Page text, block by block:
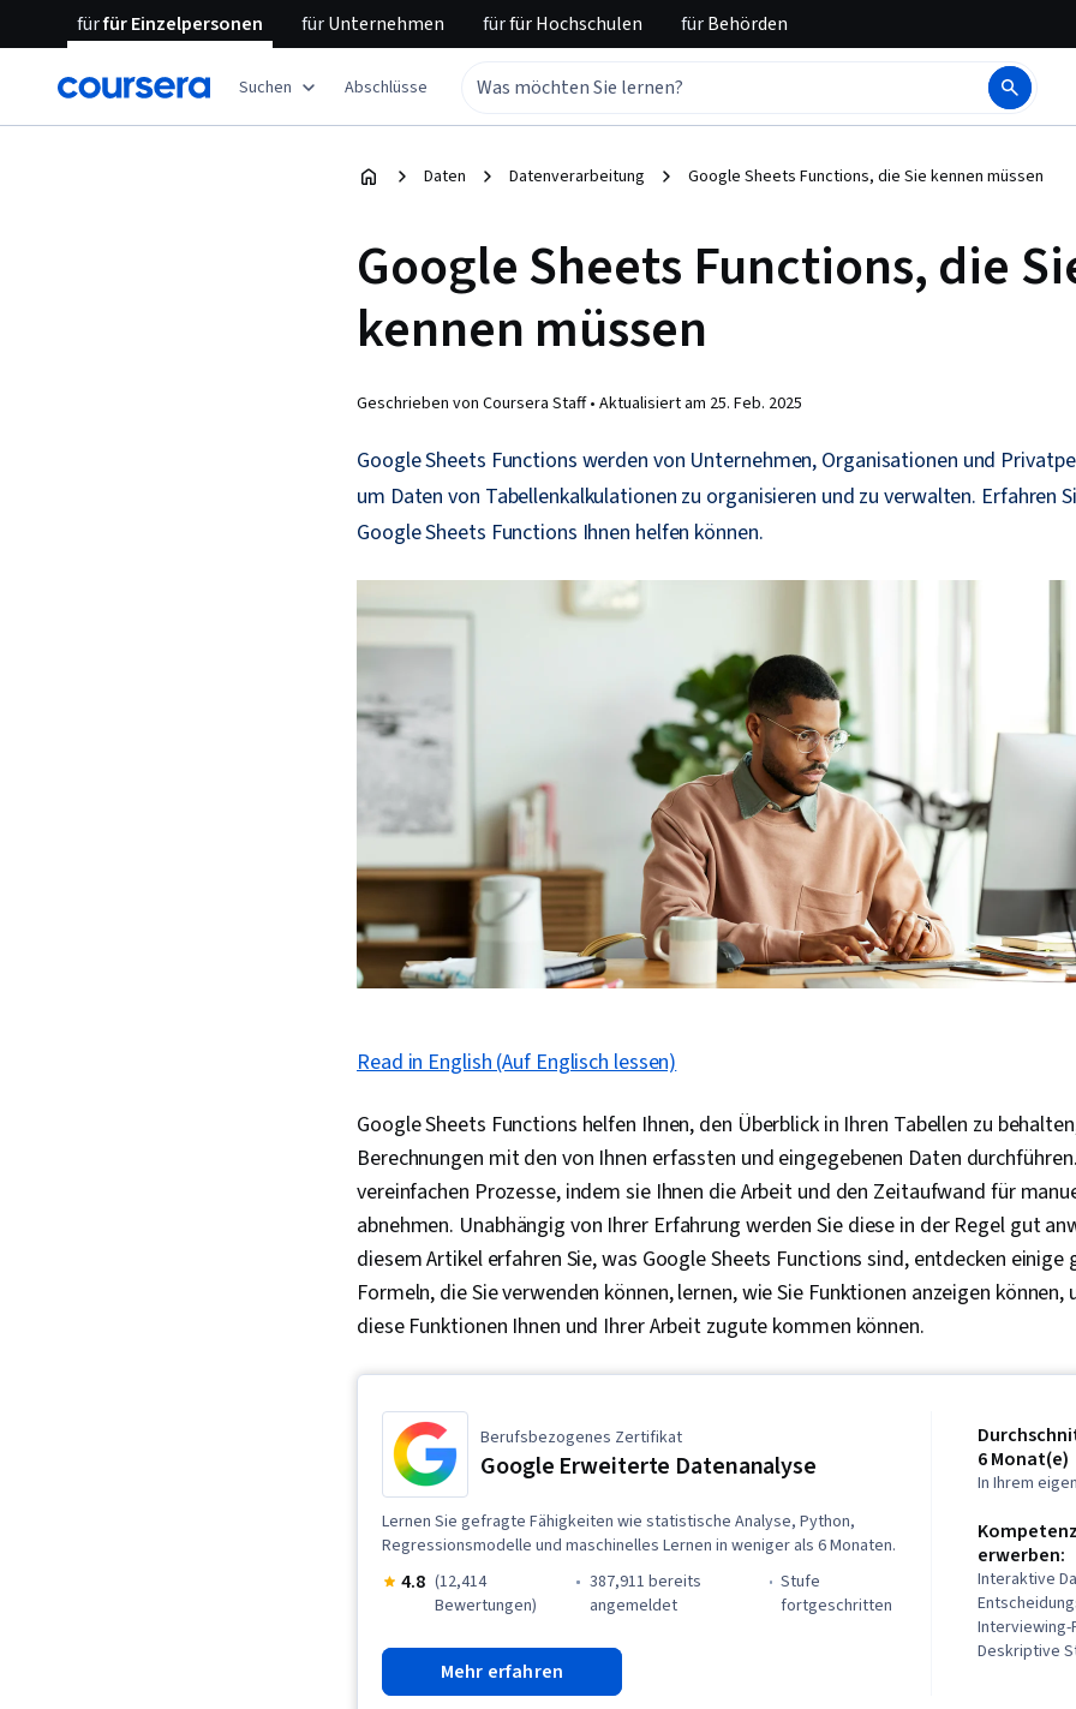
fürfür Einzelpersonen fürUnternehmen fürfür Hochschulen fürBehörden
Suchen Abschlüsse
Daten Datenverarbeitung Google Sheets Functions, die Sie kennen müssen
Google Sheets Functions, die
kennen müssen
Geschrieben von Coursera Staff • Aktualisiert am 25. Feb. 2025
Google Sheets Functions werden von Unternehmen, Organisationen und
um Daten von Tabellenkalkulationen zu organisieren und zu verwalten. Erfahren
Google Sheets Functions Ihnen helfen können.
Read in English (Auf Englisch lessen)
Google Sheets Functions helfen Ihnen, den Überblick in Ihren Tabellen zu
Berechnungen mit den von Ihnen erfassten und eingegebenen Daten
vereinfachen Prozesse, indem sie Ihnen die Arbeit und den Zeitaufwand für
abnehmen. Unabhängig von Ihrer Erfahrung werden Sie diese in der Regel gut
diesem Artikel erfahren Sie, was Google Sheets Functions sind, entdecken einige
Formeln, die Sie verwenden können, lernen, wie Sie Funktionen anzeigen können,
diese Funktionen Ihnen und Ihrer Arbeit zugute kommen können.
Berufsbezogenes Zertifikat
Google Erweiterte Datenanalyse
Lernen Sie gefragte Fähigkeiten wie statistische Analyse, Python,
Regressionsmodelle und maschinelles Lernen in weniger als 6 Monaten.
4.8 (12,414
Bewertungen)
387,911 bereits
angemeldet
stufe
fortgeschritten
Mehr erfahren
6 Monat(e)
In Ihrem
erwerben:
Interaktive
Deskriptive